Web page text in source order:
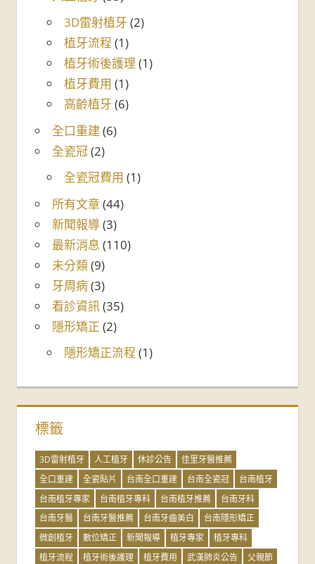
3D雷射植牙 (2)
植牙流程 (1)
植牙術後護理 (1)
植牙費用 (1)
高齡植牙 (6)
全口重建 (6)
全瓷冠(2)
全瓷冠費用 (1)
所有文章(44)
新聞報導(3)
最新消息 (110)
未分類(9)
牙周病(3)
看診資訊(35)
隱形矯正 (2)
隱形矯正流程 (1)
標籤
3D雷射植牙 人工植牙 休診公告
佳里牙醫推薦
全口重建
全瓷貼片 台南全口重建 台南全瓷冠
台南植牙
台南植牙專家
台南植牙專科 台南植牙推薦
台南牙科
台南牙醫
台南牙醫推薦 台南牙齒美白
台南隱形矯正
微創植牙
數位矯正 新聞報導 植牙專家
植牙專科
植牙流程
植牙術後護理 植牙費用 武漢肺炎公告
父親節